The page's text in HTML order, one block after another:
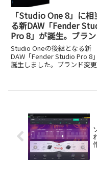
「Studio One 8」に相
る新DAW「Fender
Pro 8」が誕生。ブラ
変更とともに新UI・AIノ
ト変換・Fender公式ア
プが一気に統合
Studio Oneの後継となる新
DAW「Fender Studio Pro 8
誕生しました。ブランド変
のポイントを解説します。